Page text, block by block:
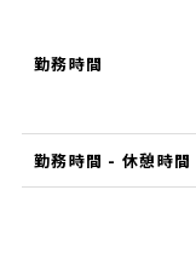
勤務時間
勤務時間 - 休憩時間